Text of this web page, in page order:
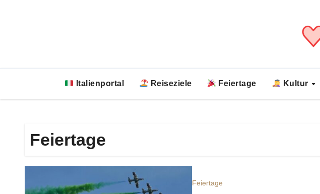
Italienportal Reiseziele Feiertage Kultur
Feiertage
Feiertage